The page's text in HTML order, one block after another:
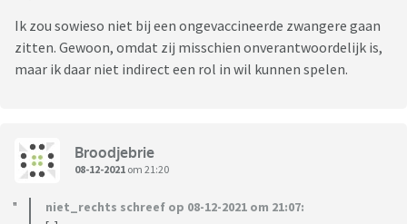
Ik zou sowieso niet bij een ongevaccineerde zwangere gaan
zitten. Gewoon, omdat zij misschien onverantwoordelijk is,
maar ik daar niet indirect een rol in wil kunnen spelen.
Broodjebrie
08-12-2021 om 21:20
niet_rechts schreef op 08-12-2021 om 21:07: